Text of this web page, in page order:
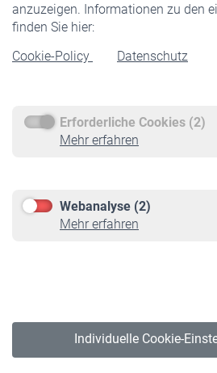
anzuzeigen. Informationen zu den
finden Sie hier:
Cookie-Policy
Datenschutz
Erforderliche Cookies (2)
Mehr erfahren
Webanalyse (2)
Mehr erfahren
Individuelle Cookie-
Rentner
Rentenbeginn
Rente beantragen
Service
Informationen
Online-Rechner
VBLnewsletter
Erklärung zur Barrierefreiheit